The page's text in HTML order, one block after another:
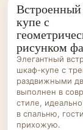
ШКАФЫ-
КУПЕ НА
купе с
рисунком
Элегантный
шкаф-купе с
раздвижными
выполнен в
стиле,
в спальню,
прихожую.